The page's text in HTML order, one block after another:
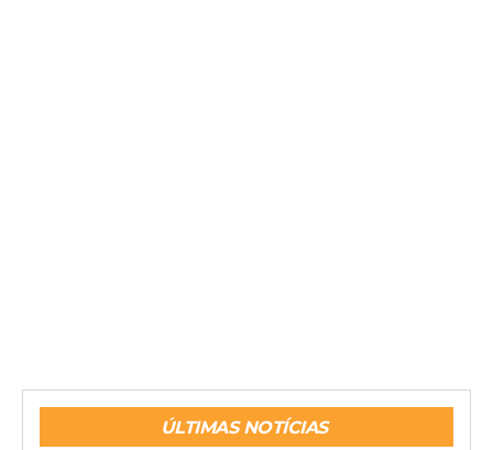
ÚLTIMAS NOTÍCIAS